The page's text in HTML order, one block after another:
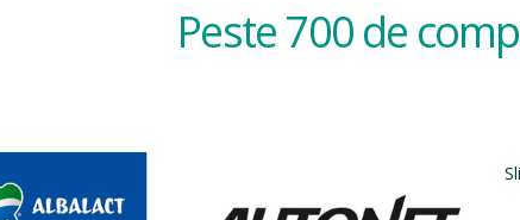
Peste 700 de